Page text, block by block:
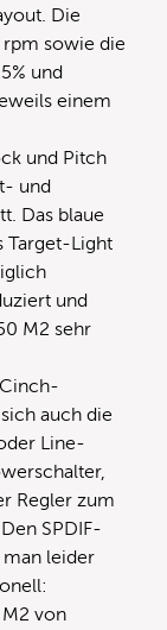
Die
sowie die
und
einem
und Pitch
und
Das blaue
Target-Light
und
M2 sehr
auch die
Line-
Regler zum
SPDIF-
man leider
M2 von